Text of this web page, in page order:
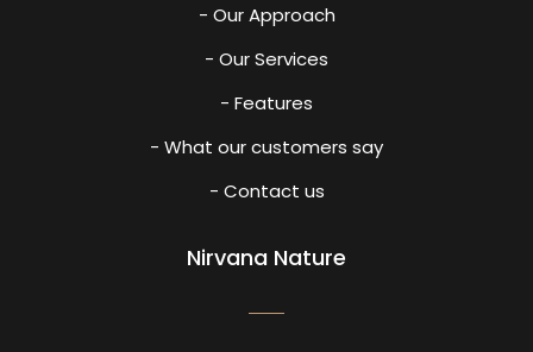
- Our Approach
- Our Services
- Features
- What our customers say
- Contact us
Nirvana Nature